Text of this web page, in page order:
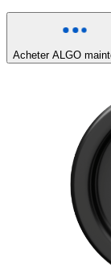
Acheter ALGO